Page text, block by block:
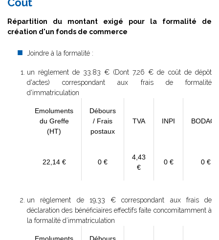
Répartition du montant exigé pour la formalité de
création d'un fonds de commerce
Joindre à la formalité :
un règlement de 33.83 € (Dont 7,26 € de coût de dépôt
d'actes) correspondant aux frais de formalité
d'immatriculation
Emoluments
du Greffe
(HT)
Débours
/ Frais
postaux
TVA INPI
22,14 € 0 €
4,43
€
0 € 0 €
un règlement de 19,33 € correspondant aux frais de
déclaration des bénéficiaires effectifs faite concomitamment à
la formalité d’immatriculation